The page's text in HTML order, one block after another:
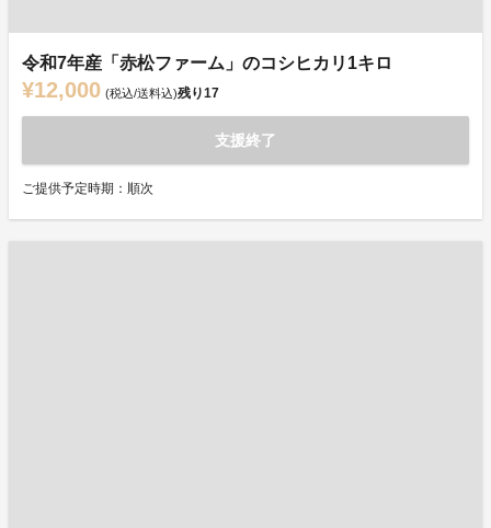
令和7年産「赤松ファーム」のコシヒカリ1キロ
¥12,000 (税込/送料込)残り17
支援終了
ご提供予定時期：順次